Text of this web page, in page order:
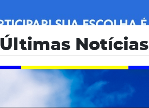
Últimas Notícias